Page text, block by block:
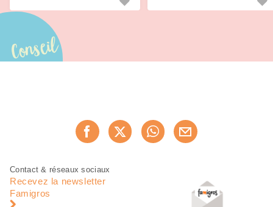
Conseil
Recommander maintenant
Pied
page
Navigation
pied
Contact & réseaux sociaux
Recevez la newsletter
Famigros